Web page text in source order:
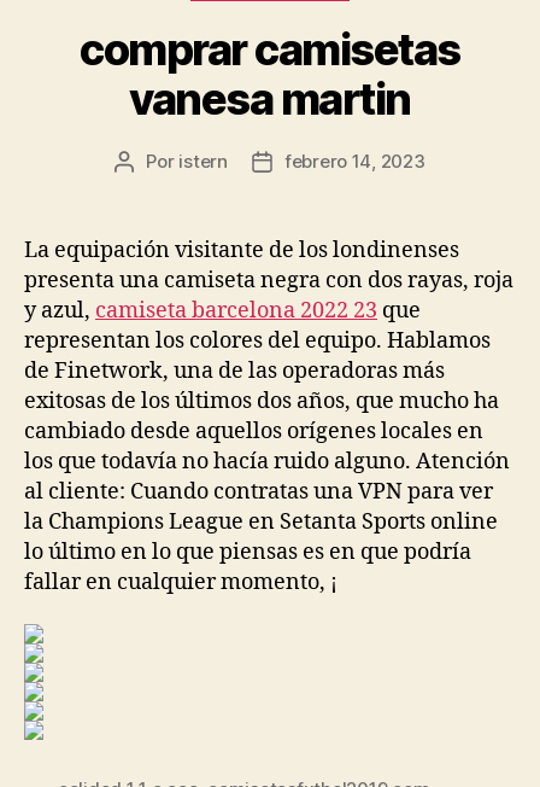
comprar camisetas
vanesa martin
Autor
entrada
Por istern
Fecha
entrada
febrero 14, 2023
La equipación visitante de los londinenses
presenta una camiseta negra con dos rayas, roja
y azul, camiseta barcelona 2022 23 que
representan los colores del equipo. Hablamos
de Finetwork, una de las operadoras más
exitosas de los últimos dos años, que mucho ha
cambiado desde aquellos orígenes locales en
los que todavía no hacía ruido alguno. Atención
al cliente: Cuando contratas una VPN para ver
la Champions League en Setanta Sports online
lo último en lo que piensas es en que podría
fallar en cualquier momento, ¡